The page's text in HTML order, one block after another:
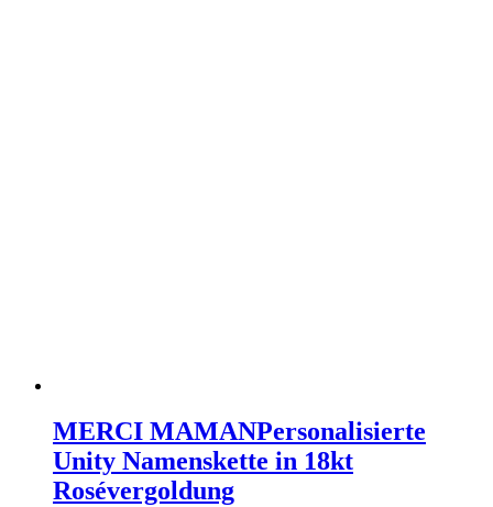
MERCI MAMANPersonalisierte
Unity Namenskette in 18kt
Rosévergoldung